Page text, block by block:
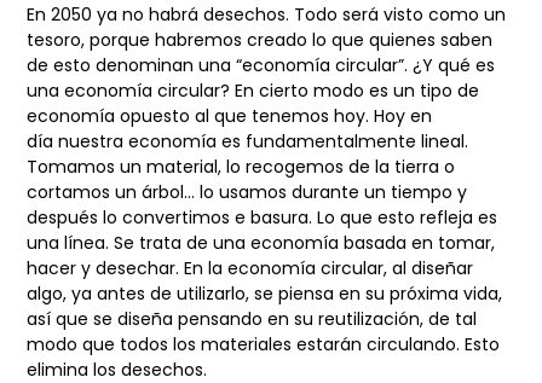
En 2050 ya no habrá desechos. Todo será visto como un
tesoro, porque habremos creadolo que quienes saben
de esto denominan una “economía circular”. ¿Y qué es
una economíacircular? En cierto modo es un tipo de
economía opuesto al que tenemos hoy. Hoy en
díanuestra economía es fundamentalmente lineal.
Tomamos un material, lo recogemos de la tierra o
cortamos un árbol… lo usamos durante un tiempo y
después lo convertimos ebasura. Lo que esto refleja es
una línea. Se trata de una economía basada en tomar,
hacery desechar. En la economía circular, al diseñar
algo, ya antes de utilizarlo, se piensa en supróxima vida,
así que se diseña pensando en su reutilización, de tal
modo que todos losmateriales estarán circulando. Esto
elimina los desechos.